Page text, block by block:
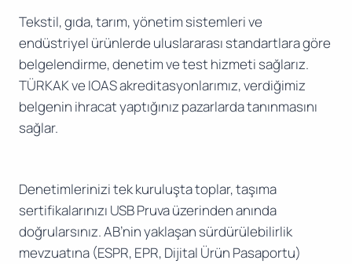
Tekstil, gıda, tarım, yönetim sistemleri ve
endüstriyel ürünlerde uluslararası standartlara göre
belgelendirme, denetim ve test hizmeti sağlarız.
TÜRKAK ve IOAS akreditasyonlarımız, verdiğimiz
belgenin ihracat yaptığınız pazarlarda tanınmasını
sağlar.
Denetimlerinizi tek kuruluşta toplar, taşıma
sertifikalarınızı USB Pruva üzerinden anında
doğrularsınız. AB’nin yaklaşan sürdürülebilirlik
mevzuatına (ESPR, EPR, Dijital Ürün Pasaportu)